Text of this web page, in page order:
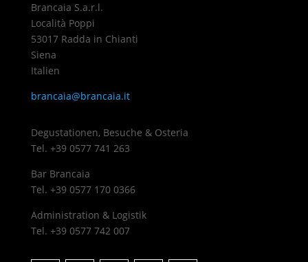
Brancaia S.a.r.l.
Località Poppi
53017 Radda in Chianti
Siena
Italien
brancaia@brancaia.it
Degustationen, Besuche & Osteria
Tel. +39 0577 741 263
Bar Brancaia
Tel. +39 0577 170 0366
Administration & Logistik
Tel. +39 0577 742 007